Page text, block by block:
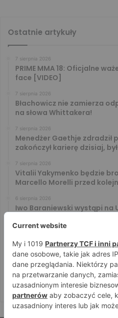
Ostatnie artykuły
7 sierpnia 2026
PRIME MMA 18: Oficjalne
face [VIDEO]
7 sierpnia 2026
Błachowicz nie zamierza
na słowa Whittakera!
7 sierpnia 2026
Menedżer Gaethje zdradził
zakończył karierę dzisiaj,
7 sierpnia 2026
Vitalii Yakymenko będzie
Marcello Morelli przed
6 sierpnia 2026
Iwo Baraniewski wystąpi na
Don Kasjo poznał rywala na
przeciwnikiem Króla
6 sierpnia 2026
Niepokonany Włodarczyk
KSW 122 zmierzy się z Paivą